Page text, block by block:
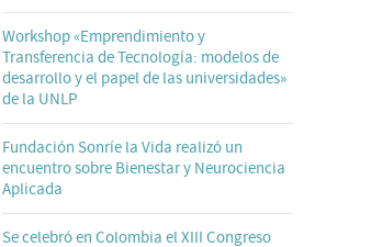
Workshop «Emprendimiento y
Transferencia de Tecnología: modelos de
desarrollo y el papel de las universidades»
de la UNLP
Fundación Sonríe la Vida realizó un
encuentro sobre Bienestar y Neurociencia
Aplicada
Se celebró en Colombia el XIII Congreso